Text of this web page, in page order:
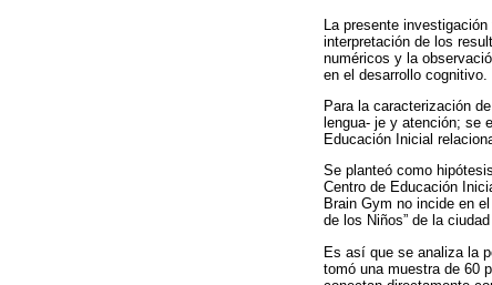
La presente
interpretación de los
numéricos y la
en el desarrollo cognitivo.
Para la caracterización
lengua- je y atención; se
Educación Inicial
Se planteó como
Centro de Educación
Brain Gym no incide en
de los Niños” de la
Es así que se analiza la
tomó una muestra de 60